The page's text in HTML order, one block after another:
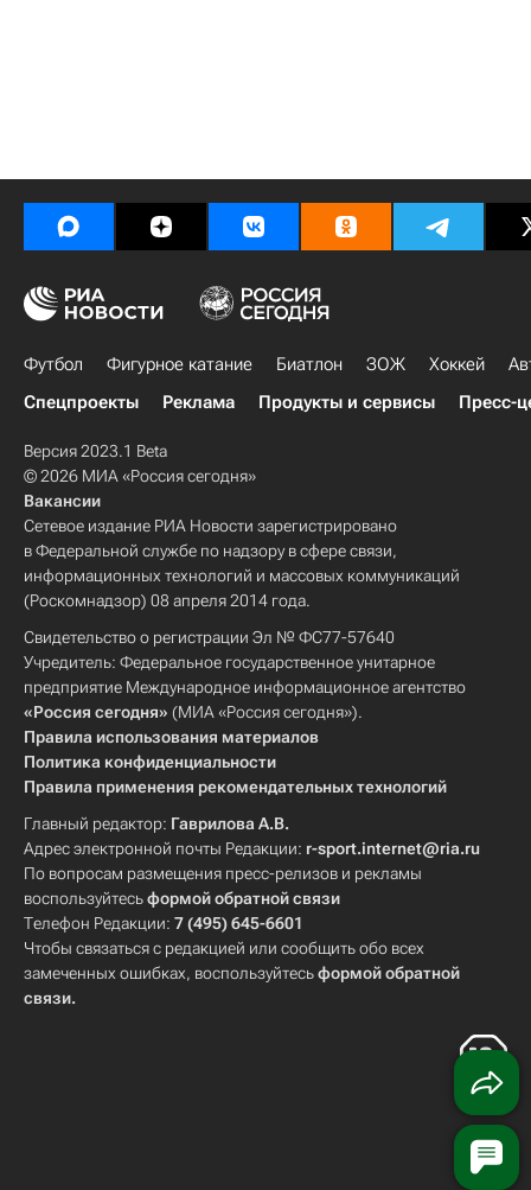
Футбол Фигурное катание Биатлон ЗОЖ Хоккей
Спецпроекты
Реклама Продукты и сервисы Пресс-
Версия 2023.1 Beta
© 2026 МИА «Россия сегодня»
Вакансии
Сетевое издание РИА Новости зарегистрировано
в Федеральной службе по надзору в сфере связи,
информационных технологий и массовых коммуникаций
(Роскомнадзор) 08 апреля 2014 года.
Свидетельство о регистрации Эл № ФС77-57640
Учредитель: Федеральное государственное унитарное
предприятие Международное информационное агентство
«Россия сегодня» (МИА «Россия сегодня»).
Правила использования материалов
Политика конфиденциальности
Правила применения рекомендательных технологий
Главный редактор: Гаврилова А.В.
Адрес электронной почты Редакции: r-sport.internet@ria.ru
По вопросам размещения пресс-релизов и рекламы
воспользуйтесьформой обратной связи
Телефон Редакции: 7 (495) 645-6601
Чтобы связаться с редакцией или сообщить обо всех
замеченных ошибках, воспользуйтесьформой обратной
связи.